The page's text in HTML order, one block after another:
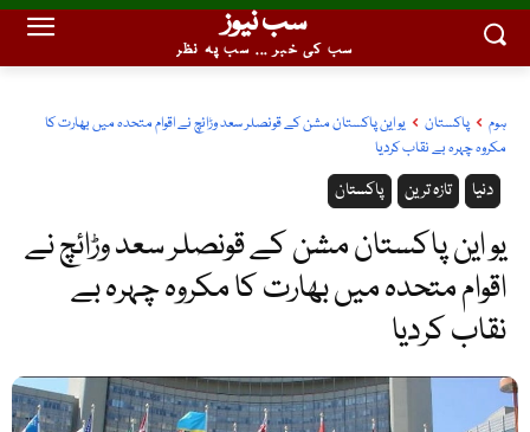
سب نیوز
سب کی خبر ... سب پہ نظر
ہوم پاکستان
یو این پاکستان مشن کے قونصلر سعد وڑائچ نے اقوام متحدہ میں بھارت کا
مکروہ چہرہ بے نقاب کردیا
پاکستان تازہ ترین دنیا
یو این پاکستان مشن کے قونصلر سعد وڑائچ نے
اقوام متحدہ میں بھارت کا مکروہ چہرہ بے
نقاب کردیا